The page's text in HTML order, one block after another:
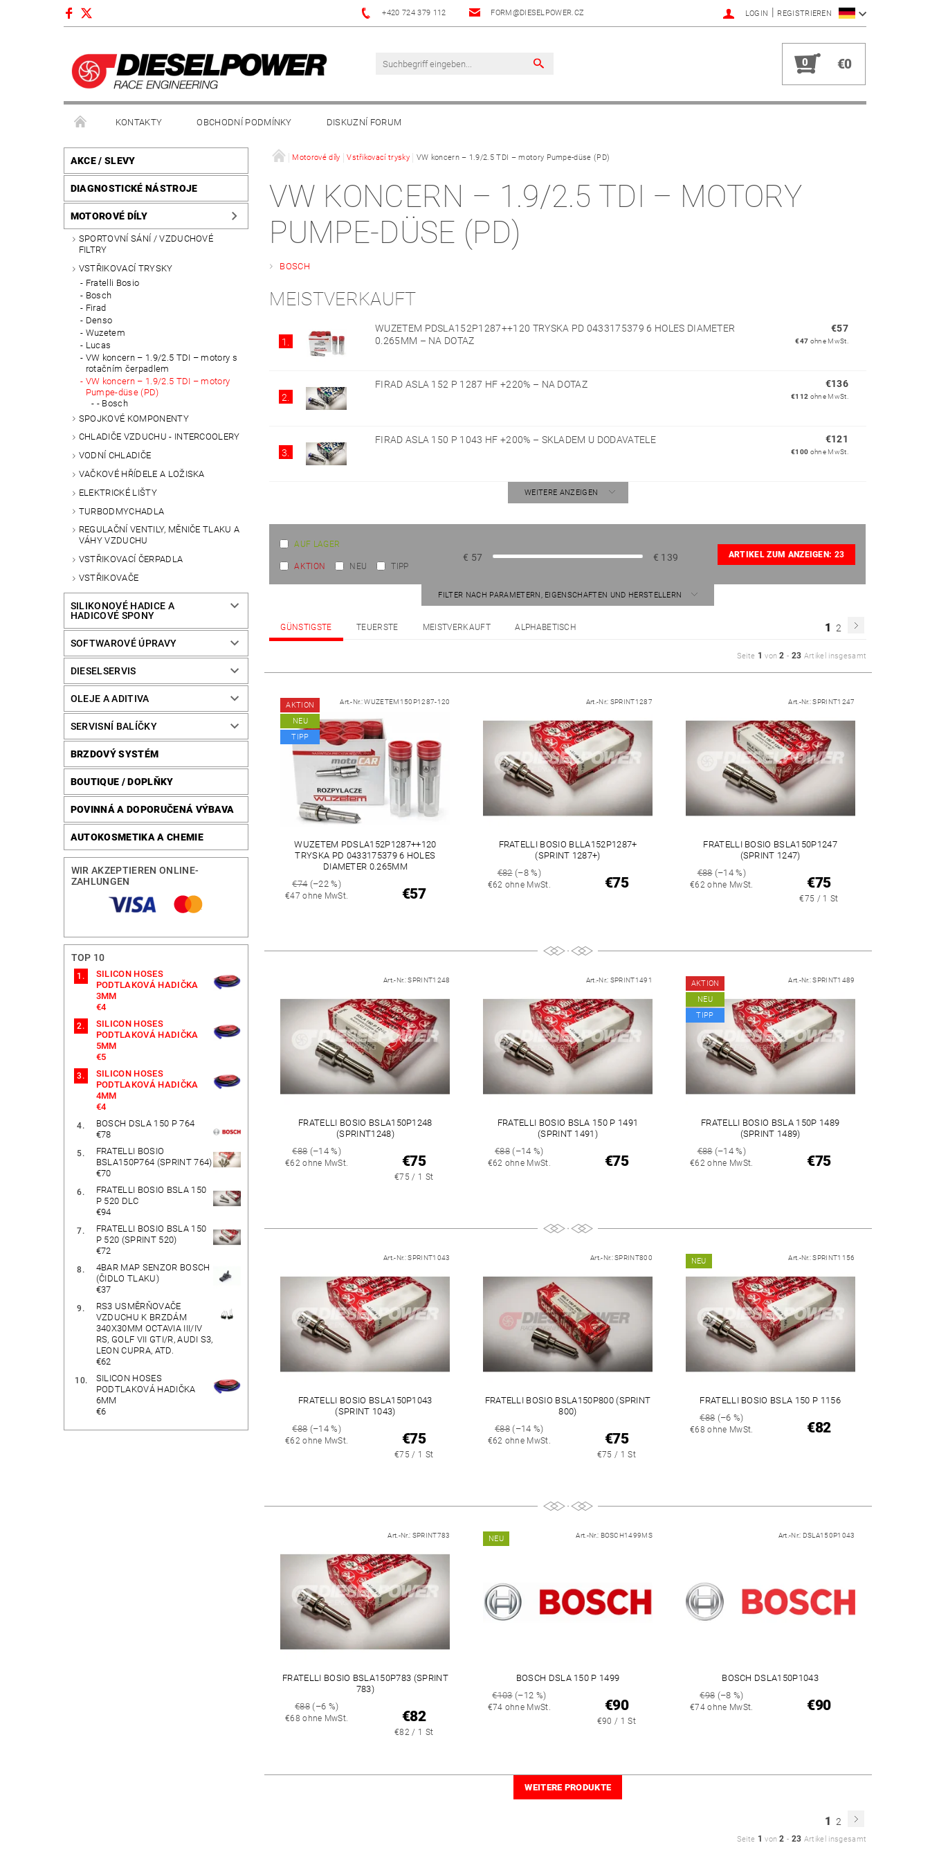
+420 724 379 112 FORM@DIESELPOWER.CZ LOGIN | REGISTRIEREN
0 €0
KONTAKTY OBCHODNÍ PODMÍNKY DISKUZNÍ FORUM
AKCE / SLEVY
DIAGNOSTICKÉ NÁSTROJE
MOTOROVÉ DÍLY
SPORTOVNÍ SÁNÍ / VZDUCHOVÉ
FILTRY
VSTŘIKOVACÍ TRYSKY
Fratelli Bosio
Bosch
Firad
Denso
Wuzetem
Lucas
VW koncern – 1.9/2.5 TDI – motory s
rotačním čerpadlem
VW koncern – 1.9/2.5 TDI – motory
Pumpe-düse (PD)
- Bosch
SPOJKOVÉ KOMPONENTY
CHLADIČE VZDUCHU - INTERCOOLERY
VODNÍ CHLADIČE
VAČKOVÉ HŘÍDELE A LOŽISKA
ELEKTRICKÉ LIŠTY
TURBODMYCHADLA
REGULAČNÍ VENTILY, MĚNIČE TLAKU A
VÁHY VZDUCHU
VSTŘIKOVACÍ ČERPADLA
VSTŘIKOVAČE
SILIKONOVÉ HADICE A
HADICOVÉ SPONY
SOFTWAROVÉ ÚPRAVY
DIESELSERVIS
OLEJE A ADITIVA
SERVISNÍ BALÍČKY
BRZDOVÝ SYSTÉM
BOUTIQUE / DOPLŇKY
POVINNÁ A DOPORUČENÁ VÝBAVA
AUTOKOSMETIKA A CHEMIE
WIR AKZEPTIEREN ONLINE-
ZAHLUNGEN
TOP 10
SILICON HOSES
PODTLAKOVÁ HADIČKA
3MM
€4
SILICON HOSES
PODTLAKOVÁ HADIČKA
5MM
€5
SILICON HOSES
PODTLAKOVÁ HADIČKA
4MM
€4
BOSCH DSLA 150 P 764
€78
FRATELLI BOSIO
BSLA150P764 (SPRINT 764)
€70
FRATELLI BOSIO BSLA 150
P 520 DLC
€94
FRATELLI BOSIO BSLA 150
P 520 (SPRINT 520)
€72
4BAR MAP SENZOR BOSCH
(ČIDLO TLAKU)
€37
RS3 USMĚRŇOVAČE
VZDUCHU K BRZDÁM
340X30MM OCTAVIA III/IV
RS, GOLF VII GTI/R, AUDI S3,
LEON CUPRA, ATD.
€62
SILICON HOSES
PODTLAKOVÁ HADIČKA
6MM
€6
Motorové díly Vstřikovací trysky VW koncern – 1.9/2.5 TDI – motory Pumpe-düse (PD)
VW KONCERN – 1.9/2.5 TDI – MOTORY
PUMPE-DÜSE (PD)
BOSCH
MEISTVERKAUFT
1.
WUZETEM PDSLA152P1287++120 TRYSKA PD 0433175379 6 HOLES DIAMETER
0.265MM – NA DOTAZ
€57
€47 ohne MwSt.
2.
FIRAD ASLA 152 P 1287 HF +220% – NA DOTAZ €136
€112 ohne MwSt.
3.
FIRAD ASLA 150 P 1043 HF +200% – SKLADEM U DODAVATELE €121
€100 ohne MwSt.
WEITERE ANZEIGEN
AUF LAGER
AKTION NEU TIPP
€ 57 € 139 ARTIKEL ZUM ANZEIGEN: 23
FILTER NACH PARAMETERN, EIGENSCHAFTEN UND HERSTELLERN
GÜNSTIGSTE TEUERSTE MEISTVERKAUFT ALPHABETISCH 1 2
Seite 1 von2 - 23 Artikel insgesamt
AKTION
NEU
TIPP
Art.-Nr.:WUZETEM150P1287-120
WUZETEM PDSLA152P1287++120
TRYSKA PD 0433175379 6 HOLES
DIAMETER 0.265MM
€74(–22 %)
€47 ohne MwSt. €57
Art.-Nr.: SPRINT1287
FRATELLI BOSIO BLLA152P1287+
(SPRINT 1287+)
€82(–8 %)
€62 ohne MwSt. €75
Art.-Nr.:SPRINT1247
FRATELLI BOSIO BSLA150P1247
(SPRINT 1247)
€88(–14 %)
€62 ohne MwSt. €75
€75 / 1 St
Art.-Nr.:SPRINT1248
FRATELLI BOSIO BSLA150P1248
(SPRINT1248)
€88(–14 %)
€62 ohne MwSt. €75
€75 / 1 St
Art.-Nr.: SPRINT1491
FRATELLI BOSIO BSLA 150 P 1491
(SPRINT 1491)
€88(–14 %)
€62 ohne MwSt. €75
AKTION
NEU
TIPP
Art.-Nr.:SPRINT1489
FRATELLI BOSIO BSLA 150P 1489
(SPRINT 1489)
€88(–14 %)
€62 ohne MwSt. €75
Art.-Nr.:SPRINT1043
FRATELLI BOSIO BSLA150P1043
(SPRINT 1043)
€88(–14 %)
€62 ohne MwSt. €75
€75 / 1 St
Art.-Nr.:SPRINT800
FRATELLI BOSIO BSLA150P800 (SPRINT
800)
€88(–14 %)
€62 ohne MwSt. €75
€75 / 1 St
NEU Art.-Nr.:SPRINT1156
FRATELLI BOSIO BSLA 150 P 1156
€88(–6 %)
€68 ohne MwSt. €82
Art.-Nr.: SPRINT783
FRATELLI BOSIO BSLA150P783 (SPRINT
783)
€88 (–6 %)
€68 ohne MwSt. €82
€82 / 1 St
NEU Art.-Nr.: BOSCH1499MS
BOSCH DSLA 150 P 1499
€103(–12 %)
€74 ohne MwSt. €90
€90 / 1 St
Art.-Nr.: DSLA150P1043
BOSCH DSLA150P1043
€98(–8 %)
€74 ohne MwSt. €90
WEITERE PRODUKTE
1 2
Seite 1 von2 - 23 Artikel insgesamt